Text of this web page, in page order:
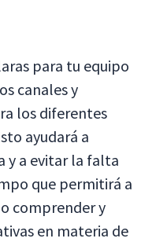
para tu equipo
canales y
los diferentes
ayudará a
y a evitar la falta
que permitirá a
comprender y
en materia de